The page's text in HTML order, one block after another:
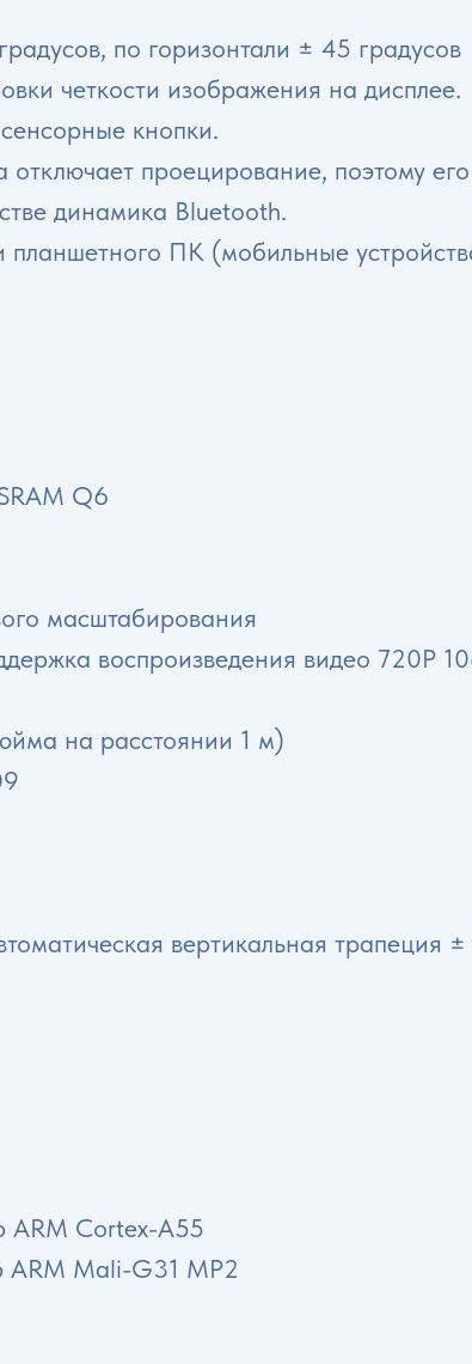
по горизонтали ± 45 градусов
четкости изображения на дисплее.
кнопки.
проецирование, поэтому
динамика Bluetooth.
ПК (мобильные
Q6
масштабирования
воспроизведения видео 720P
на расстоянии 1 м)
вертикальная трапеция ±
ARM Cortex-A55
ARM Mali-G31 MP2